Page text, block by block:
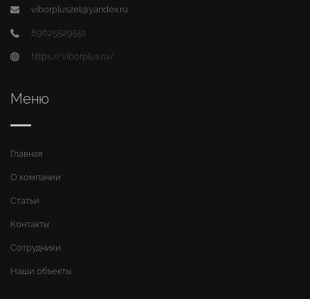
viborpluszel@yandex.ru
89625529551
https://viborplus.ru/
Меню
Главная
О компании
Статьи
Контакты
Сотрудники
Наши объекты